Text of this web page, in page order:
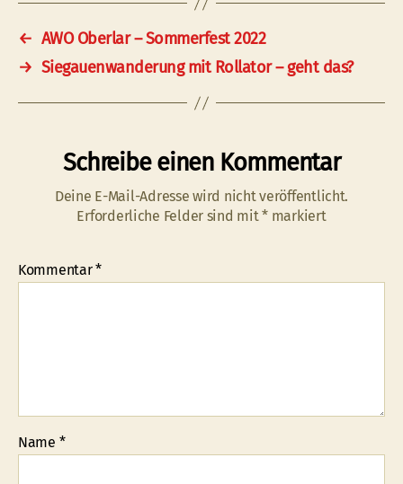
← AWO Oberlar – Sommerfest 2022
→ Siegauenwanderung mit Rollator – geht das?
Schreibe einen Kommentar
Deine E-Mail-Adresse wird nicht veröffentlicht.
Erforderliche Felder sind mit* markiert
Kommentar*
Name *